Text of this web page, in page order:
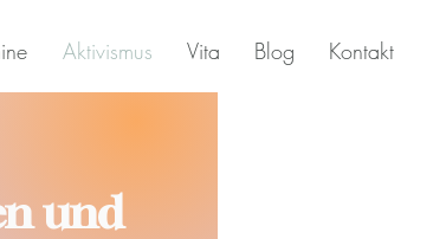
Aktivismus Vita Blog Kontakt
und